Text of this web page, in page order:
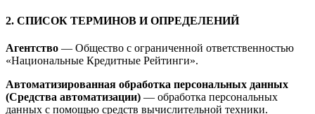
2. СПИСОК ТЕРМИНОВ И ОПРЕДЕЛЕНИЙ
Агентство — Общество с ограниченной ответственностью
«Национальные Кредитные Рейтинги».
Автоматизированная обработка персональных данных
(Средства автоматизации) — обработка персональных
данных с помощью средств вычислительной техники.